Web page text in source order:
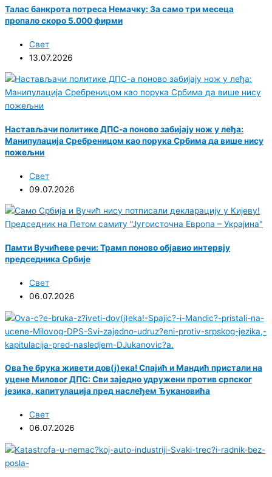
Талас банкрота потреса Немачку: За само три месеца
пропало скоро 5.000 фирми
Свет
13.07.2026
Настављачи политике ДПС-а поново забијају нож у леђа:
Манипулација Сребреницом као порука Србима да више нису
пожељни
Свет
09.07.2026
Памти Вучићеве речи: Трамп поново објавио интервју
председника Србије
Свет
06.07.2026
Ова ће брука живети дов(ј)ека! Спајић и Мандић пристали на
уцене Миловог ДПС: Сви заједно удружени против српског
језика, капитулација пред наслеђем Ђукановића
Свет
06.07.2026